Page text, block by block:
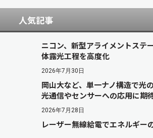
人気記事
ニコン、新型アライメントス
体露光工程を高度化
2026年7月30日
岡山大など、単一ナノ構造で
光通信やセンサーへの応用に期
2026年7月28日
レーザー無線給電でエネルギー